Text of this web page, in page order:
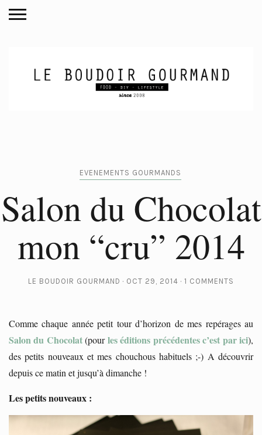
EVENEMENTS GOURMANDS
Salon du Chocolat
mon “cru” 2014
LE BOUDOIR GOURMAND OCT 29, 2014 1 COMMENTS
Comme chaque année petit tour d’horizon de mes repérages au
Salon du Chocolat(pourles éditions précédentes c’est par ici),
des petits nouveaux et mes chouchous habituels ;-) A découvrir
depuis ce matin et jusqu’à dimanche !
Les petits nouveaux :